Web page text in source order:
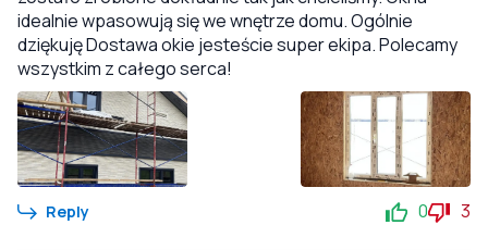
idealnie wpasowują się we wnętrze domu. Ogólnie
dziękuję Dostawa okie jesteście super ekipa. Polecamy
wszystkim z całego serca!
Reply 0 3